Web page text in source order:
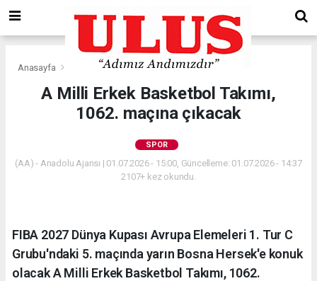
Anasayfa
A Milli Erkek Basketbol Takımı,
1062. maçına çıkacak
SPOR
(AA) - Anadolu Ajansı | 01.07.2026 - 15:00, Güncelleme: 01.07.2026 - 14:37
2107+ kez okundu.
FIBA 2027 Dünya Kupası Avrupa Elemeleri 1. Tur C
Grubu'ndaki 5. maçında yarın Bosna Hersek'e konuk
olacak A Milli Erkek Basketbol Takımı, 1062.